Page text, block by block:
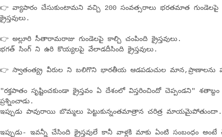
👉 వ్యాపారం చేసుకుంటామని వచ్చి 200 సంవత్సరాలు భరతమాత గుండెలపై
క్రైస్తవులు.
👉 అల్లూరి సీతారామరాజు గుండెలపై కాల్చి చంపింది క్రైస్తవులు.
భగత్ సింగ్ ని ఉరి కొయ్యలపై వేలాడదీసింది క్రైస్తవులు.
👉 స్వాతంత్య్ర వీరుల ని బలిగొని భారతీయ ఆడపడుచుల మాన,ప్రాణాలను
"రక్తపాతం సృష్టించకుండా క్రైస్తవం ఏ దేశంలో విస్తరించిందో చెప్పండని"
ప్రశ్నించాడు.
ఇప్పుడు పావురాయి బొమ్మలు పెట్టుకున్నంతమాత్రాన చరిత్ర
ఇప్పుడు- ఇవన్నీ చేసింది క్రైస్తవులే కానీ వాళ్లకి మాకు ఏంటి సంబంధం అంటే